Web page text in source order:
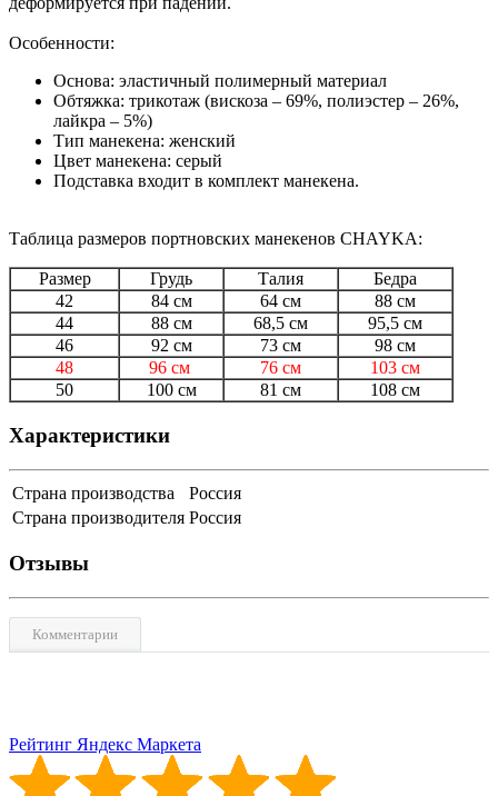
Особенности:
Основа: эластичный полимерный материал
Обтяжка: трикотаж (вискоза – 69%, полиэстер – 26%,
лайкра – 5%)
Тип манекена: женский
Цвет манекена: серый
Подставка входит в комплект манекена.
Таблица размеров портновских манекенов CHAYKA:
Размер Грудь Талия
Бедра
42
84 см 64 см
88 см
44
88 см 68,5 см
95,5 см
46
92 см 73 см
98 см
48
96 см 76 см
103 см
50
100 см 81 см 108 см
Характеристики
Страна производства
Россия
Страна производителя Россия
Отзывы
Комментарии
Рейтинг Яндекс Маркета